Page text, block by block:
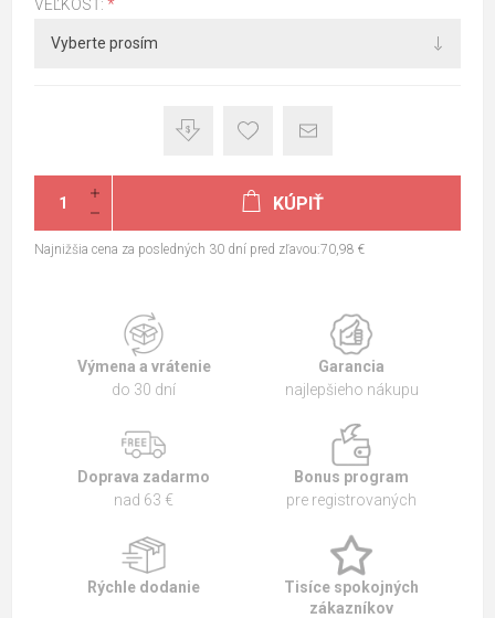
VEĽKOSŤ: *
KÚPIŤ
Najnižšia cena za posledných 30 dní pred zľavou:70,98 €
Výmena a vrátenie
do 30 dní
Garancia
najlepšieho nákupu
Doprava zadarmo
nad 63 €
Bonus program
pre registrovaných
Rýchle dodanie
Tisíce spokojných
zákazníkov